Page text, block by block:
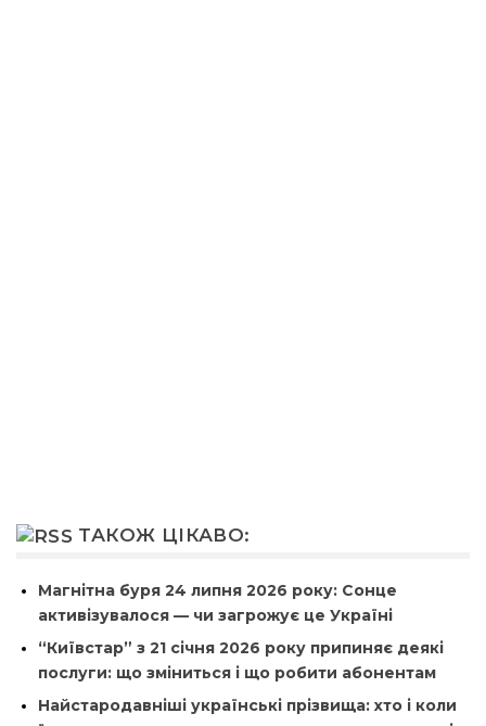
ТАКОЖ ЦІКАВО:
Магнітна буря 24 липня 2026 року: Сонце
активізувалося — чи загрожує це Україні
“Київстар” з 21 січня 2026 року припиняє деякі
послуги: що зміниться і що робити абонентам
Найстародавніші українські прізвища: хто і коли